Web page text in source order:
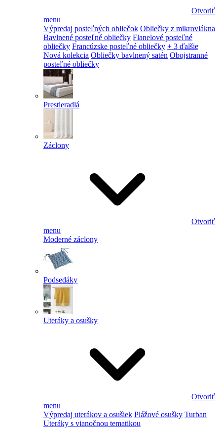
Otvoriť
menu
Výpredaj posteľných obliečok Obliečky z mikrovlákna
Bavlnené posteľné obliečky Flanelové posteľné
obliečky Francúzske posteľné obliečky + 3 ďalšie
Nová kolekcia Obliečky bavlnený satén Obojstranné
posteľné obliečky
Prestieradlá
Záclony
Otvoriť
menu
Moderné záclony
Podsedáky
Uteráky a osušky
Otvoriť
menu
Výpredaj uterákov a osušiek Plážové osušky Turban
Uteráky s vianočnou tematikou